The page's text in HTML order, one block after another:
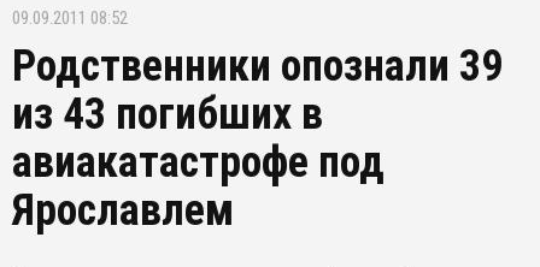
09.09.2011 08:52
Родственники опознали 39
из 43 погибших в
авиакатастрофе под
Ярославлем